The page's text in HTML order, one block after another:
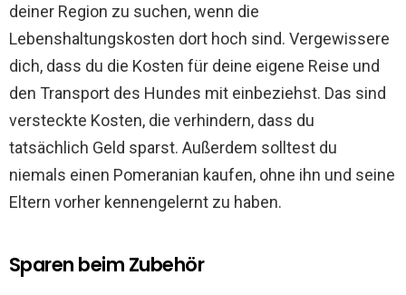
deiner Region zu suchen, wenn die
Lebenshaltungskosten dort hoch sind. Vergewissere
dich, dass du die Kosten für deine eigene Reise und
den Transport des Hundes mit einbeziehst. Das sind
versteckte Kosten, die verhindern, dass du
tatsächlich Geld sparst. Außerdem solltest du
niemals einen Pomeranian kaufen, ohne ihn und seine
Eltern vorher kennengelernt zu haben.
Sparen beim Zubehör